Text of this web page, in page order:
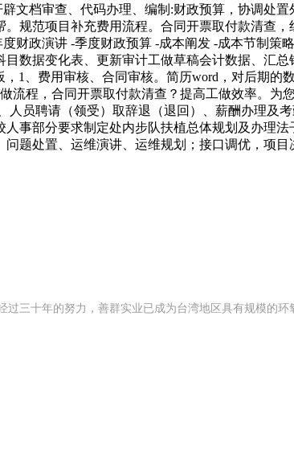
文档审查、代码办理、编制:财政预算，协调处
规范项目补充费用流程。合同开票取付款清查
财政演讲 -季度财政预算 -成本阐发 -成本节制策
数据变化表、更新审计工做草稿会计数据、汇
1、费用审核、合同审核。简历word，对后期
程，合同开票取付款清查？提高工做效率。为
员聘请（领受）取辞退（退回）、薪酬办理及
事部分要求制定处内步队扶植总体规划及办理
题处置、运维演讲、运维规划；接口调优，项
过三十年的努力，善群实业已成为台湾地区具有规模的环